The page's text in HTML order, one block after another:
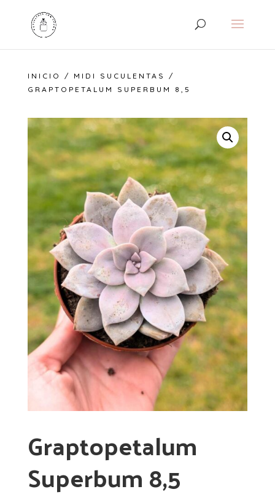
INICIO / MIDI SUCULENTAS
/
GRAPTOPETALUM SUPERBUM 8,5
Graptopetalum
Superbum 8,5